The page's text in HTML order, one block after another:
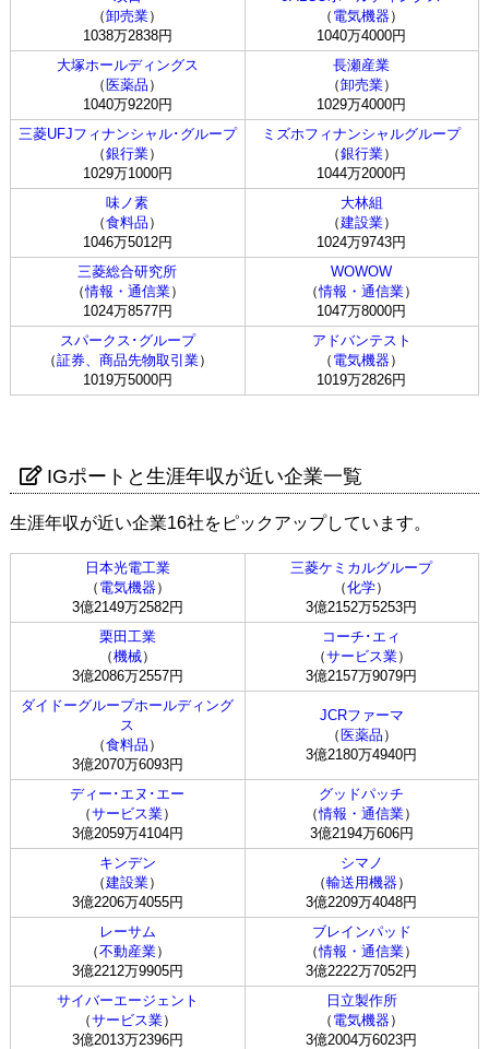
（卸売業）
1038万2838円
（ 電気機器）
1040万4000円
大塚ホールディングス
（ 医薬品 ）
1040万9220円
長瀬産業
（卸売業）
1029万4000円
三菱UFJフィナンシャル･グループ
（銀行業）
1029万1000円
ミズホフィナンシャルグループ
（銀行業）
1044万2000円
味ノ素
（食料品 ）
1046万5012円
大林組
（建設業）
1024万9743円
三菱総合研究所
（情報・通信業）
1024万8577円
WOWOW
（情報・通信業）
1047万8000円
スパークス･グループ
（証券、商品先物取引業）
1019万5000円
アドバンテスト
（ 電気機器）
1019万2826円
IGポートと生涯年収が近い企業一覧
生涯年収が近い企業16社をピックアップしています。
日本光電工業
（ 電気機器）
3億2149万2582円
三菱ケミカルグループ
（化学）
3億2152万5253円
栗田工業
（機械）
3億2086万2557円
コーチ･エィ
（サービス業）
3億2157万9079円
ダイドーグループホールディング
ス
（食料品 ）
3億2070万6093円
JCRファーマ
（ 医薬品 ）
3億2180万4940円
ディー･エヌ･エー
（サービス業）
3億2059万4104円
グッドパッチ
（情報・通信業）
3億2194万606円
キンデン
（建設業）
3億2206万4055円
シマノ
（輸送用機器）
3億2209万4048円
レーサム
（不動産業）
3億2212万9905円
ブレインパッド
（情報・通信業）
3億2222万7052円
サイバーエージェント
（サービス業）
3億2013万2396円
日立製作所
（ 電気機器）
3億2004万6023円